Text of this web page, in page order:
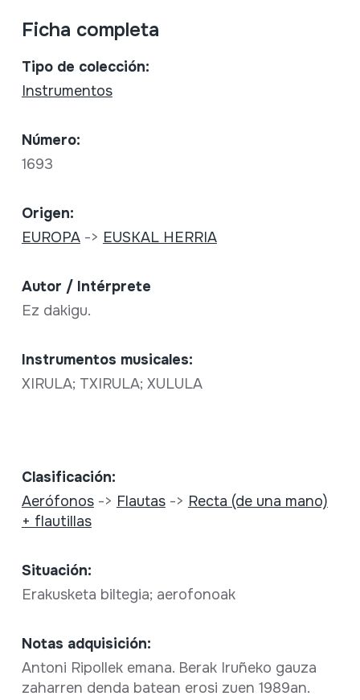
Ficha completa
Tipo de colección:
Instrumentos
Número:
1693
Origen:
EUROPA-> EUSKAL HERRIA
Autor / Intérprete
Ez dakigu.
Instrumentos musicales:
XIRULA; TXIRULA; XULULA
Clasificación:
Aerófonos-> Flautas-> Recta (de una mano)
+ flautillas
Situación:
Erakusketa biltegia; aerofonoak
Notas adquisición:
Antoni Ripollek emana. Berak Iruñeko gauza
zaharren denda batean erosi zuen 1989an.